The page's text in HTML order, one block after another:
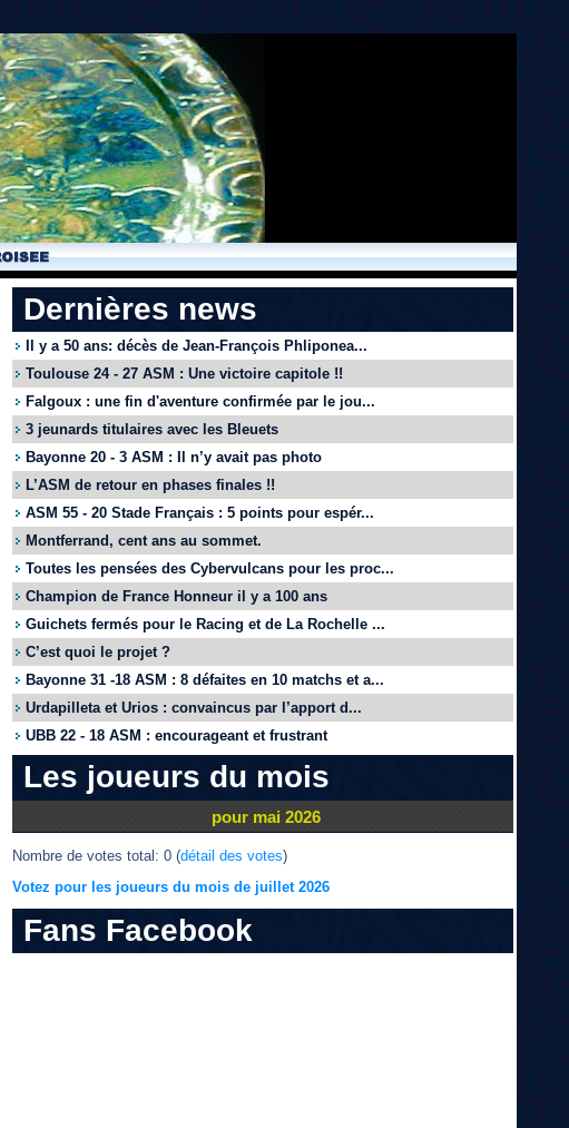
Dernières news
Il y a 50 ans: décès de Jean-François Phliponea...
Toulouse 24 - 27 ASM : Une victoire capitole !!
Falgoux : une fin d'aventure confirmée par le jou...
3 jeunards titulaires avec les Bleuets
Bayonne 20 - 3 ASM : Il n’y avait pas photo
L’ASM de retour en phases finales !!
ASM 55 - 20 Stade Français : 5 points pour espér...
Montferrand, cent ans au sommet.
Toutes les pensées des Cybervulcans pour les proc...
Champion de France Honneur il y a 100 ans
Guichets fermés pour le Racing et de La Rochelle ...
C’est quoi le projet ?
Bayonne 31 -18 ASM : 8 défaites en 10 matchs et a...
Urdapilleta et Urios : convaincus par l’apport d...
UBB 22 - 18 ASM : encourageant et frustrant
Les joueurs du mois
pour mai 2026
Nombre de votes total: 0 (détail des votes)
Votez pour les joueurs du mois de juillet 2026
Fans Facebook